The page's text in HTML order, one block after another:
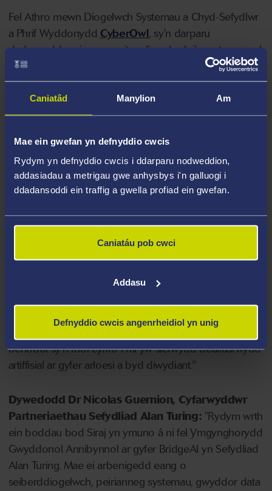
Caniatâd Manylion Am
Mae ein gwefan yn defnyddio cwcis
Rydym yn defnyddio cwcis i ddarparu nodweddion,
addasiadau a metrigau gwe anhysbys i'n galluogi i
ddadansoddi ein traffig a gwella profiad ein gwefan.
Caniatáu pob cwci
Addasu
Defnyddio cwcis angenrheidiol yn unig
Fel Athro mewn Diogelwch Systemau a Chyd-Sefydlwr
a Phrif Wyddonydd CyberOwl, sy'n darparu
dadansoddeg risg a monitro diogelwch i'r sector morol,
mae gan yr Athro Shaikh flynyddoedd o arbenigedd
gwyddonol a diwydiannol ym meysydd
seiberddiogelwch a thrafnidiaeth, gyda phwyslais ar
beiriannu systemau diogel a sicr.
Bydd gan y sefydliadau sy'n cael eu dewis ar gyfer
cefnogaeth yr Ymgynghorydd Gwyddonol Annibynnol
heriau cymhleth y gall fod yn anodd ymdrin â nhw
drwy gyrsiau hyfforddiant. Fel rhan o'i rôl newydd,
bydd yr Athro Shaikh yn helpu sefydliadau i ddatrys y
Deallusrwydd Artiffisial.
Am ei benodiad, dywedodd yr Athro Shaikh:
BridgeAI a'r tîm Turing ehangach tuag at fabwysiadu
benodol sy'n rhoi cyffro i mi yw sicrwydd deallusrwydd
artiffisial ar gyfer arloesi a byd diwydiant."
Dywedodd Dr Nicolas Guernion, Cyfarwyddwr
Partneriaethau Sefydliad Alan Turing: "Rydym wrth
ein boddau bod Siraj yn ymuno â ni fel Ymgynghorydd
Gwyddonol Annibynnol ar gyfer BridgeAI yn Sefydliad
Alan Turing. Mae ei arbenigedd eang o
seiberddiogelwch, peirianneg systemau, gwyddor data